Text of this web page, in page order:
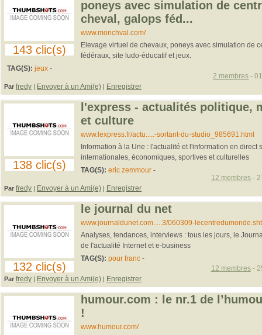
143 clic(s)
poneys avec simulation de
cheval, galops féd...
www.monchval.com/
Elevage virtuel de chevaux, poneys avec simulation de
fédéraux, site ludo-éducatif et jeux.
TAG(S): jeux -
Par fredy | Envoyer à un Ami(e) | Enregistrer
2 membres -
138 clic(s)
l'express - actualités politique,
et culture
www.lexpress.fr/actu.....-sortant-du-studio_985691.html
Information à la Une : l'actualité et l'information en direct
internationales, économiques, sportives et culturelles
TAG(S): eric zemmour-
Par fredy | Envoyer à un Ami(e) | Enregistrer
12 membres -
132 clic(s)
le journal du net
www.journaldunet.com.....3/060309-
Analyses, tendances, interviews : tous les jours, le
de l'actualité Internet et e-business
TAG(S): pour franc-
Par fredy | Envoyer à un Ami(e) | Enregistrer
12 membres-
humour.com : le nr.1 de
!
www.humour.com/